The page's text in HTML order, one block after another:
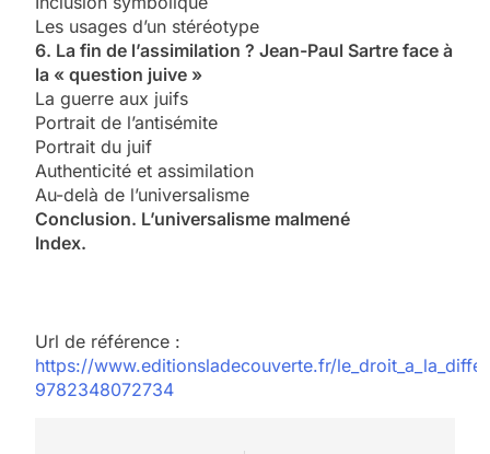
Les usages d’un stéréotype
6. La fin de l’assimilation ? Jean-Paul Sartre face à
la « question juive »
La guerre aux juifs
Portrait de l’antisémite
Portrait du juif
Authenticité et assimilation
Au-delà de l’universalisme
Conclusion. L’universalisme malmené
Index.
Url de référence :
https://www.editionsladecouverte.fr/
9782348072734